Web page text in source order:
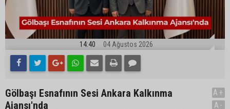
14:40 04 Ağustos 2026
Gölbaşı Esnafının Sesi Ankara Kalkınma
Ajansı'nda
A+
A-